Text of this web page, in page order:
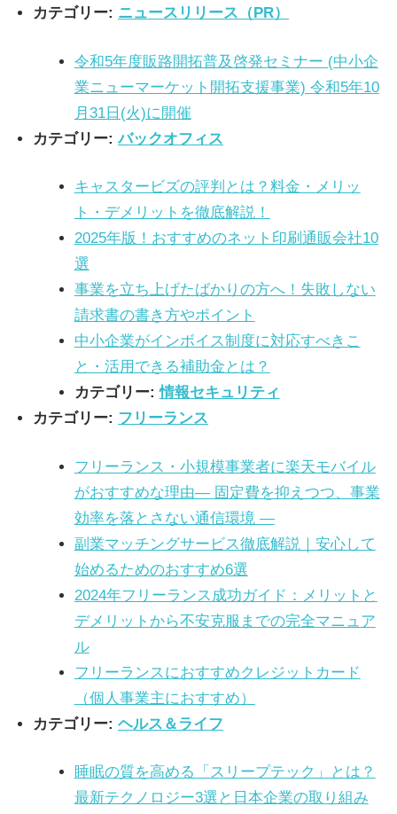
カテゴリー: ニュースリリース（PR）
令和5年度販路開拓普及啓発セミナー (中小企
業ニューマーケット開拓支援事業) 令和5年10
月31日(火)に開催
カテゴリー:バックオフィス
キャスタービズの評判とは？料金・メリッ
ト・デメリットを徹底解説！
2025年版！おすすめのネット印刷通販会社10
選
事業を立ち上げたばかりの方へ！失敗しない
請求書の書き方やポイント
中小企業がインボイス制度に対応すべきこ
と・活用できる補助金とは？
カテゴリー:情報セキュリティ
カテゴリー: フリーランス
フリーランス・小規模事業者に楽天モバイル
がおすすめな理由― 固定費を抑えつつ、事業
効率を落とさない通信環境 ―
副業マッチングサービス徹底解説｜安心して
始めるためのおすすめ6選
2024年フリーランス成功ガイド：メリットと
デメリットから不安克服までの完全マニュア
ル
フリーランスにおすすめクレジットカード
（個人事業主におすすめ）
カテゴリー: ヘルス＆ライフ
睡眠の質を高める「スリープテック」とは？
最新テクノロジー3選と日本企業の取り組み